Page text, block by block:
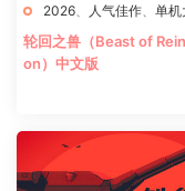
2026、 人气佳作、 单机
轮回之兽（Beast of
on）中文版